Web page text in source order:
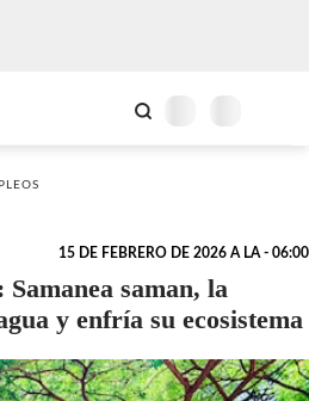
15 DE FEBRERO DE 2026 A LA - 06:00
saman, la
y enfría su ecosistema